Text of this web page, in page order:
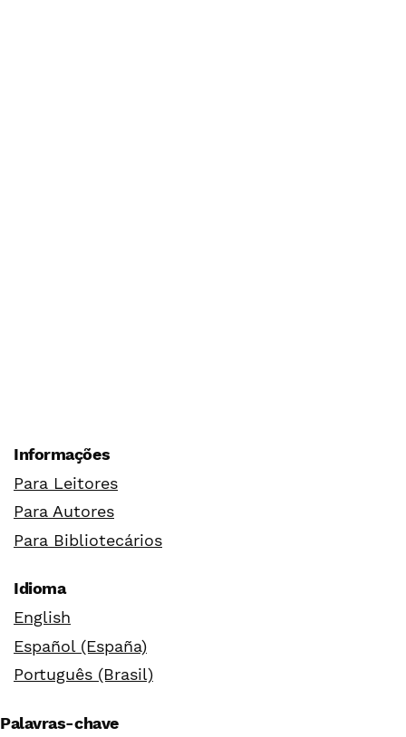
Informações
Para Leitores
Para Autores
Para Bibliotecários
Idioma
English
Español (España)
Português (Brasil)
Palavras-chave